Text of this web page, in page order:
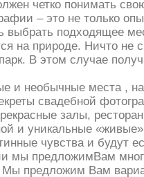
четко понимать
– это не только
выбрать подходящее
на природе. Ничто не
В этом случае
и необычные места ,
свадебной
залы,
и уникальные
чувства и будут
мы предложимВам
Мы предложим Вам